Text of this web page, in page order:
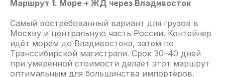
Маршрут 1. Море + ЖД через Владивосток
Самый востребованный вариант для грузов в
Москву и центральную часть России. Контейнер
идёт морем до Владивостока, затем по
Транссибирской магистрали. Срок 30–40 дней
при умеренной стоимости делает этот маршрут
оптимальным для большинства импортёров.